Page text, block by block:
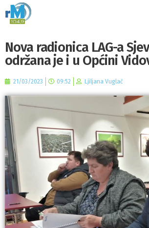
Nova radionica LAG-a
održana je i u Općini
21/03/2023 09:52 Ljiljana Vuglač